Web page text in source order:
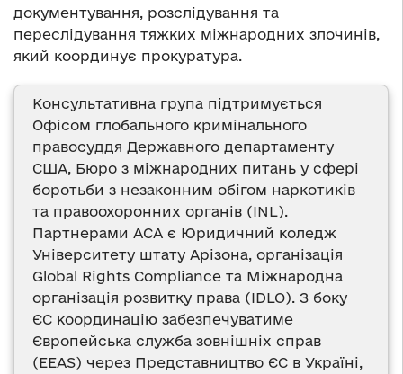
документування, розслідування та
переслідування тяжких міжнародних злочинів,
який координує прокуратура.
Консультативна група підтримується
Офісом глобального кримінального
правосуддя Державного департаменту
США, Бюро з міжнародних питань у сфері
боротьби з незаконним обігом наркотиків
та правоохоронних органів (INL).
Партнерами ACA є Юридичний коледж
Університету штату Арізона, організація
Global Rights Compliance та Міжнародна
організація розвитку права (IDLO). З боку
ЄС координацію забезпечуватиме
Європейська служба зовнішніх справ
(EEAS) через Представництво ЄС в Україні,